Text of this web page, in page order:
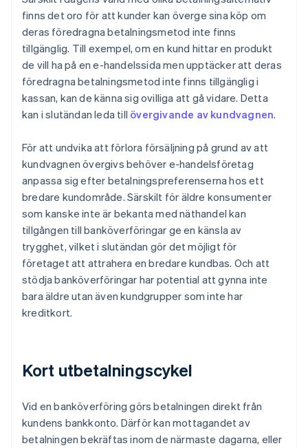
finns det oro för att kunder kan överge sina köp om
deras föredragna betalningsmetod inte finns
tillgänglig. Till exempel, om en kund hittar en produkt
de vill ha på en e-handelssida men upptäcker att deras
föredragna betalningsmetod inte finns tillgänglig i
kassan, kan de känna sig ovilliga att gå vidare. Detta
kan i slutändan leda till övergivande av kundvagnen.
För att undvika att förlora försäljning på grund av att
kundvagnen övergivs behöver e-handelsföretag
anpassa sig efter betalningspreferenserna hos ett
bredare kundområde. Särskilt för äldre konsumenter
som kanske inte är bekanta med näthandel kan
tillgången till banköverföringar ge en känsla av
trygghet, vilket i slutändan gör det möjligt för
företaget att attrahera en bredare kundbas. Och att
stödja banköverföringar har potential att gynna inte
bara äldre utan även kundgrupper som inte har
kreditkort.
Kort utbetalningscykel
Vid en banköverföring görs betalningen direkt från
kundens bankkonto. Därför kan mottagandet av
betalningen bekräftas inom de närmaste dagarna, eller